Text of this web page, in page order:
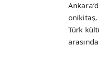
onikitaş,
Türk